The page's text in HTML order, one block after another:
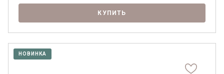
КУПИТЬ
НОВИНКА